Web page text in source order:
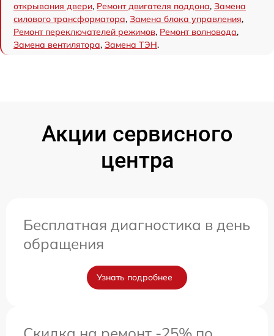
открывания двери, Ремонт двигателя поддона, Замена
силового трансформатора, Замена блока управления,
Ремонт переключателей режимов, Ремонт волновода,
Замена вентилятора, Замена ТЭН.
Акции сервисного
центра
Бесплатная диагностика в день
обращения
Узнать подробнее